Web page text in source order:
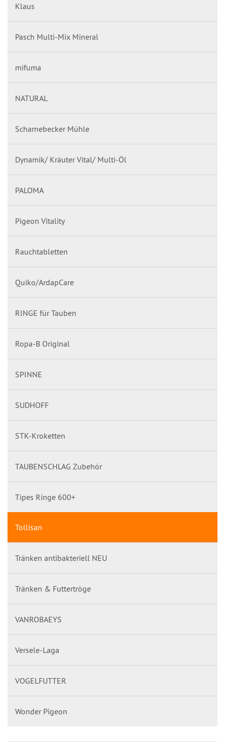
Klaus
Pasch Multi-Mix Mineral
mifuma
NATURAL
Scharnebecker Mühle
Dynamik/ Kräuter Vital/ Multi-Öl
PALOMA
Pigeon Vitality
Rauchtabletten
Quiko/ArdapCare
RINGE für Tauben
Ropa-B Original
SPINNE
SUDHOFF
STK-Kroketten
TAUBENSCHLAG Zubehör
Tipes Ringe 600+
Tollisan
Tränken antibakteriell NEU
Tränken & Futtertröge
VANROBAEYS
Versele-Laga
VOGELFUTTER
Wonder Pigeon